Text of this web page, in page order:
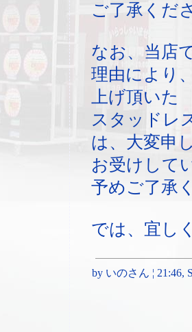
ご了承くだ
なお、当店
理由により
上げ頂いた
スタッドレ
は、大変申
お受けして
予めご了承
では、宜し
by いのさん ¦ 21:46,